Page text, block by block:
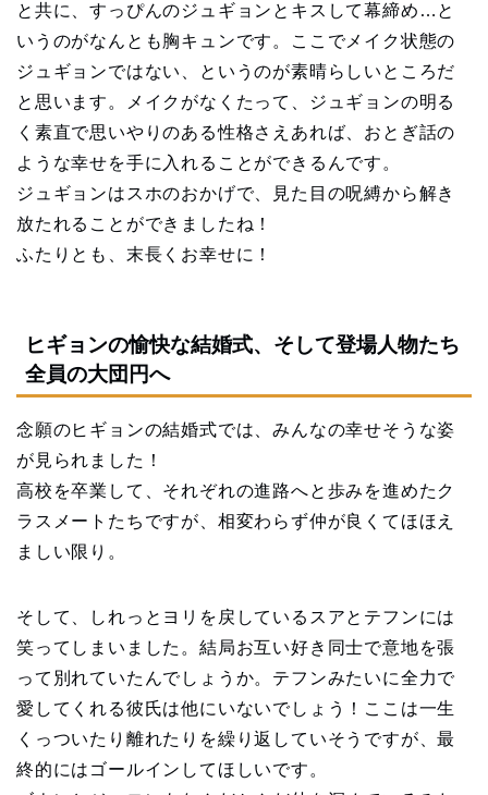
と共に、すっぴんのジュギョンとキスして幕締め…と
いうのがなんとも胸キュンです。ここでメイク状態の
ジュギョンではない、というのが素晴らしいところだ
と思います。メイクがなくたって、ジュギョンの明る
く素直で思いやりのある性格さえあれば、おとぎ話の
ような幸せを手に入れることができるんです。
ジュギョンはスホのおかげで、見た目の呪縛から解き
放たれることができましたね！
ふたりとも、末長くお幸せに！
ヒギョンの愉快な結婚式、そして登場人物たち
全員の大団円へ
念願のヒギョンの結婚式では、みんなの幸せそうな姿
が見られました！
高校を卒業して、それぞれの進路へと歩みを進めたク
ラスメートたちですが、相変わらず仲が良くてほほえ
ましい限り。
そして、しれっとヨリを戻しているスアとテフンには
笑ってしまいました。結局お互い好き同士で意地を張
って別れていたんでしょうか。テフンみたいに全力で
愛してくれる彼氏は他にいないでしょう！ここは一生
くっついたり離れたりを繰り返していそうですが、最
終的にはゴールインしてほしいです。